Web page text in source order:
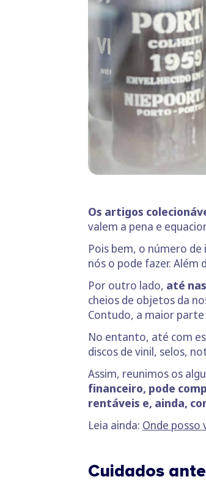
Os artigos
valem a pena e
Pois bem, o número
nós o pode fazer.
Por outro lado, até
cheios de objetos da
Contudo, a maior parte
No entanto, até com
discos de vinil, selos,
Assim, reunimos os
financeiro, pode
rentáveis e, ainda,
Leia ainda: Onde posso
Cuidados